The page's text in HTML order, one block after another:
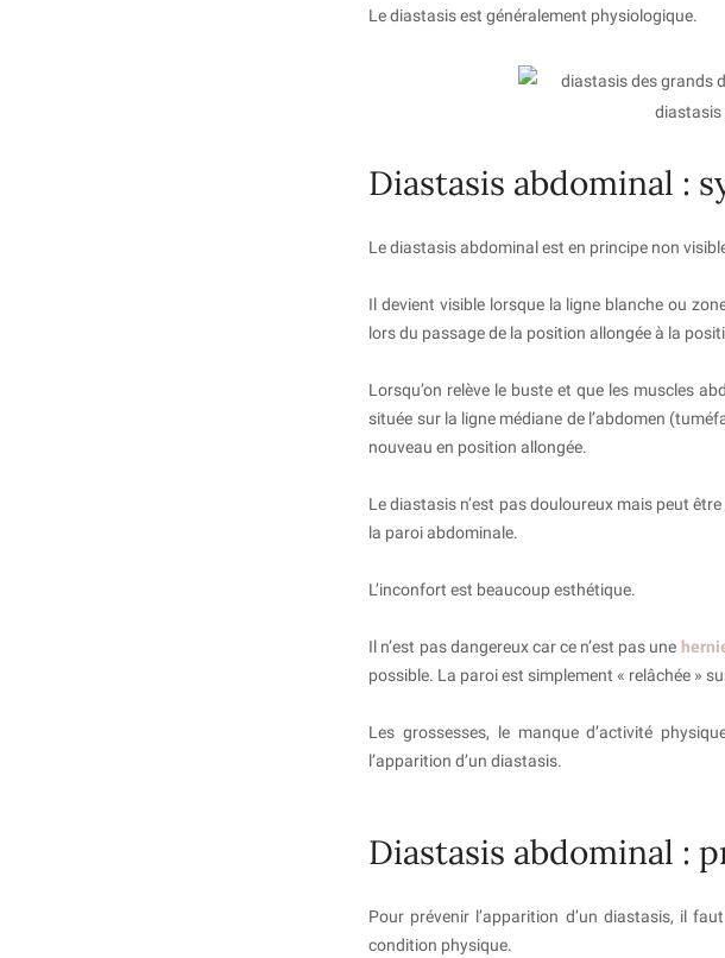
Le diastasis est généralement physiologique.
Diastasis abdominal :
Le diastasis abdominal est en principe non
Il devient visible lorsque la ligne blanche ou
lors du passage de la position allongée à la
Lorsqu’on relève le buste et que les muscles
située sur la ligne médiane de l’abdomen
nouveau en position allongée.
Le diastasis n’est pas douloureux mais peut
la paroi abdominale.
L’inconfort est beaucoup esthétique.
Il n’est pas dangereux car ce n’est pas une
possible. La paroi est simplement « relâchée »
Les grossesses, le manque d’activité
l’apparition d’un diastasis.
Diastasis abdominal :
Pour prévenir l’apparition d’un diastasis, il
condition physique.